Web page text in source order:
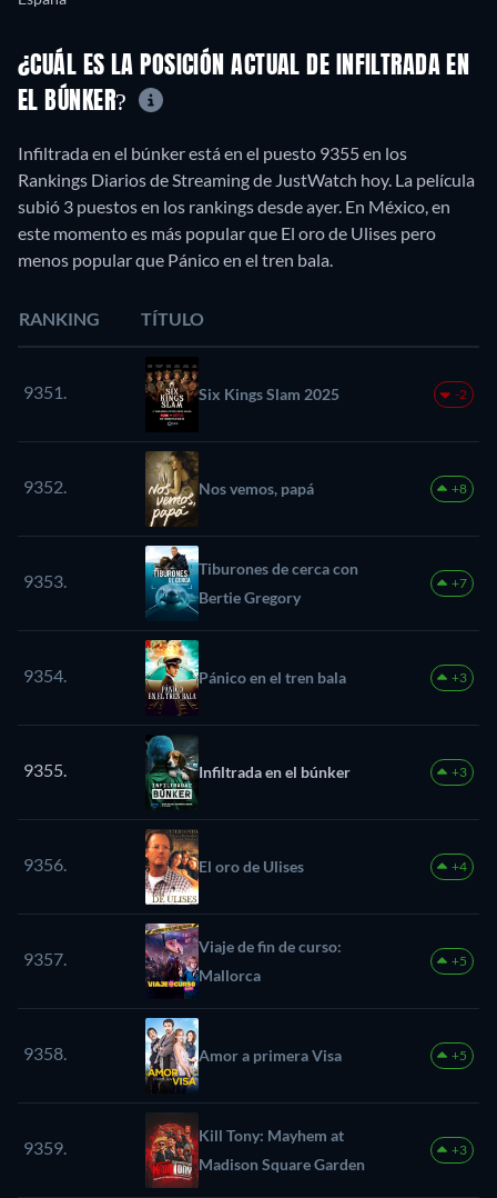
¿CUÁL ES LA POSICIÓN ACTUAL DE INFILTRADA EN
EL BÚNKER?
Infiltrada en el búnker está en el puesto 9355 en los
Rankings Diarios de Streaming de JustWatch hoy. La película
subió 3 puestos en los rankings desde ayer. En México, en
este momento es más popular que El oro de Ulises pero
menos popular que Pánico en el tren bala.
RANKING TÍTULO
9351. Six Kings Slam 2025 -2
9352. Nos vemos, papá +8
9353.
Tiburones de cerca con
Bertie Gregory
+7
9354. Pánico en el tren bala +3
9355. Infiltrada en el búnker +3
9356. El oro de Ulises +4
9357.
Viaje de fin de curso:
Mallorca
+5
9358. Amor a primera Visa +5
9359.
Kill Tony: Mayhem at
Madison Square Garden
+3